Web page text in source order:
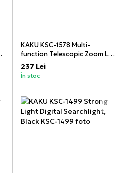
KAKU KSC-1578 Multi-
function Telescopic Zoom LED
Flashlight, Black
237 Lei
În stoc